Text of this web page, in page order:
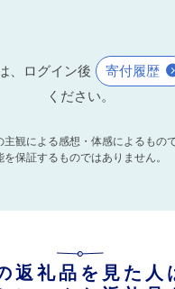
、ログイン後 寄付履歴
ください。
観による感想・体感によるもの
を保証するものではありません。
返礼品を見た人